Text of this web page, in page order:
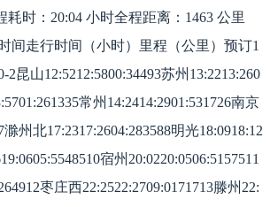
时：20:04 小时全程距离：1463 公里
间走行时间（小时）里程（公里）预订1
2昆山12:5212:5800:34493苏州13:2213:260
常州14:2414:2901:531726南京
滁州北17:2317:2604:283588明光18:0918:12
宿州20:0220:0506:5157511
枣庄西22:2522:2709:0171713滕州22: